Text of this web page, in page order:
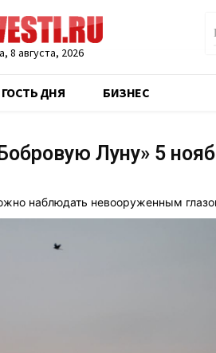
8 августа, 2026
ГОСТЬ ДНЯ БИЗНЕС
Луну» 5
наблюдать невооруженным